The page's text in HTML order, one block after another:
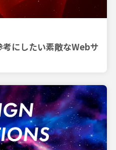
考にしたい素敵なWebサ